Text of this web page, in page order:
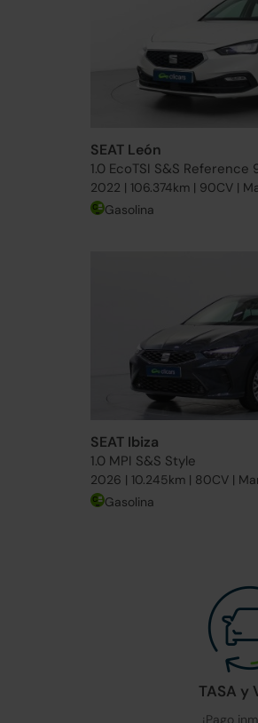
SEAT León
1.0 EcoTSI S&S Reference
2022 | 106.374km | 90CV |
Gasolina
SEAT Ibiza
1.0 MPI S&S Style
2026 | 10.245km | 80CV |
Gasolina
TASA y
¡Pago